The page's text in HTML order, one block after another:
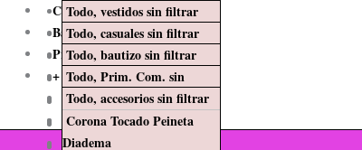
Todo, vestidos sin filtrar
6 – 9 Meses
9 – 12 Meses
12 – 18 Meses
18 – 24 Meses
2 Años
Conjuntos y vestidos casuales
Todo, casuales sin filtrar
0 – 3 Meses
3 – 6 Meses
6 – 9 Meses
9 – 12 Meses
Bautizo
Todo, bautizo sin filtrar
6 – 9 Meses
9 – 12 Meses
12 – 18 Meses
18 – 24 Meses
Primera comunión
Todo, Prim. Com. sin
filtrar
8 Años
10 Años
+ Categorías
Todo, accesorios sin filtrar
Corona Tocado Peineta
Diadema